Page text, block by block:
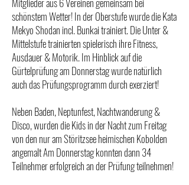
schönstem Wetter! In der Oberstufe wurde die Kata
Mekyo Shodan incl. Bunkai trainiert. Die Unter &
Mittelstufe trainierten spielerisch ihre Fitness,
Ausdauer & Motorik. Im Hinblick auf die
Gürtelprüfung am Donnerstag wurde natürlich
auch das Prüfungsprogramm durch exerziert!
Neben Baden, Neptunfest, Nachtwanderung &
Disco, wurden die Kids in der Nacht zum Freitag
von den nur am Störitzsee heimischen Kobolden
angemalt Am Donnerstag konnten dann 34
Teilnehmer erfolgreich an der Prüfung teilnehmen!